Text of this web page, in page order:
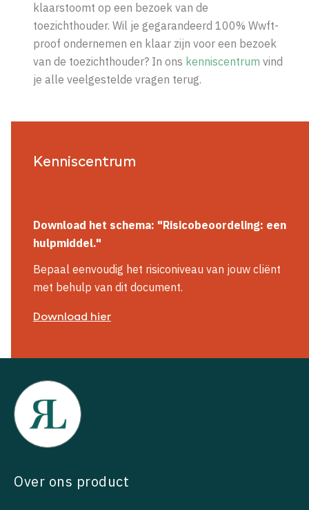
klaarstoomt op een bezoek van de
toezichthouder. Wil je gegarandeerd 100% Wwft-
proof ondernemen en klaar zijn voor een bezoek
van de toezichthouder? In ons kenniscentrum vind
je alle veelgestelde vragen terug.
Kenniscentrum
Download het schema: "Risicobeoordeling: een
hulpmiddel."
Bepaal eenvoudig het risiconiveau van jouw cliënt
met behulp van dit document.
Download hier
Over ons product